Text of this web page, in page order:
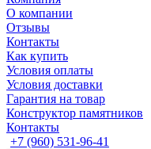
О компании
Отзывы
Контакты
Как купить
Условия оплаты
Условия доставки
Гарантия на товар
Конструктор памятников
Контакты
+7 (960) 531-96-41